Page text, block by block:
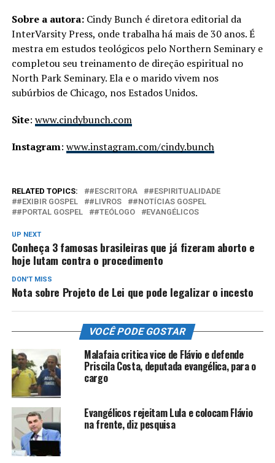
Sobre a autora:Cindy Bunch é diretora editorial da
InterVarsity Press, onde trabalha há mais de 30 anos. É
mestra em estudos teológicos pelo Northern Seminary e
completou seu treinamento de direção espiritual no
North Park Seminary. Ela e o marido vivem nos
subúrbios de Chicago, nos Estados Unidos.
Site: www.cindybunch.com
Instagram: www.instagram.com/cindy.bunch
RELATED TOPICS: #ESCRITORA
#ESPIRITUALIDADE
#EXIBIR GOSPEL
#LIVROS
#NOTÍCIAS GOSPEL
#PORTAL GOSPEL
#TEÓLOGO EVANGÉLICOS
UP NEXT
Conheça 3 famosas brasileiras que já fizeram aborto e
hoje lutam contra o procedimento
DON'T MISS
Nota sobre Projeto de Lei que pode legalizar o incesto
VOCÊ PODE GOSTAR
Malafaia critica vice de Flávio e defende
Priscila Costa, deputada evangélica, para o
cargo
Evangélicos rejeitam Lula e colocam Flávio
na frente, diz pesquisa